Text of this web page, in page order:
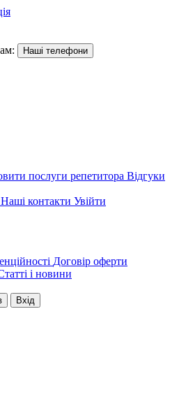
Наші телефони
послуги репетитора Відгуки
Наші контакти Увійти
Договір оферти
і новини
Вхід